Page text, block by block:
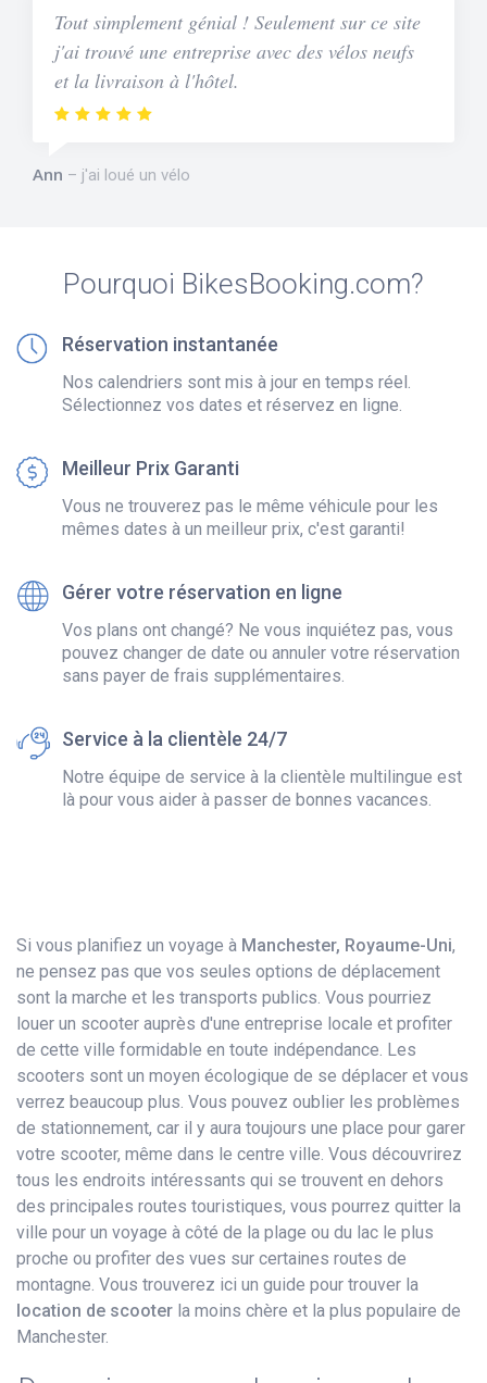
Tout simplement génial ! Seulement sur ce site
j'ai trouvé une entreprise avec des vélos neufs
et la livraison à l'hôtel.
Ann j'ai loué un vélo
Pourquoi BikesBooking.com?
Réservation instantanée
Nos calendriers sont mis à jour en temps réel.
Sélectionnez vos dates et réservez en ligne.
Meilleur Prix Garanti
Vous ne trouverez pas le même véhicule pour les
mêmes dates à un meilleur prix, c'est garanti!
Gérer votre réservation en ligne
Vos plans ont changé? Ne vous inquiétez pas, vous
pouvez changer de date ou annuler votre réservation
sans payer de frais supplémentaires.
Service à la clientèle 24/7
Notre équipe de service à la clientèle multilingue est
là pour vous aider à passer de bonnes vacances.
Si vous planifiez un voyage à Manchester, Royaume-Uni,
ne pensez pas que vos seules options de déplacement
sont la marche et les transports publics. Vous pourriez
louer un scooter auprès d'une entreprise locale et profiter
de cette ville formidable en toute indépendance. Les
scooters sont un moyen écologique de se déplacer et vous
verrez beaucoup plus. Vous pouvez oublier les problèmes
de stationnement, car il y aura toujours une place pour garer
votre scooter, même dans le centre ville. Vous découvrirez
tous les endroits intéressants qui se trouvent en dehors
des principales routes touristiques, vous pourrez quitter la
ville pour un voyage à côté de la plage ou du lac le plus
proche ou profiter des vues sur certaines routes de
montagne. Vous trouverez ici un guide pour trouver la
location de scooter la moins chère et la plus populaire de
Manchester.